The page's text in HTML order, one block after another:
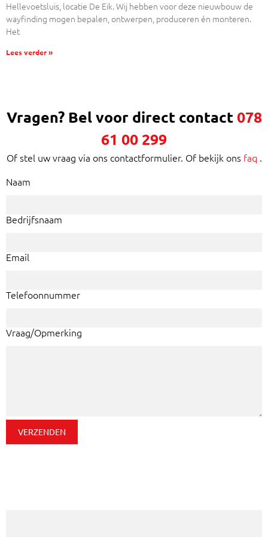
Hellevoetsluis, locatie De Eik. Wij hebben voor deze nieuwbouw de
wayfinding mogen bepalen, ontwerpen, produceren én monteren.
Het
Lees verder »
Vragen? Bel voor direct contact078
61 00 299
Of stel uw vraag via ons contactformulier. Of bekijk ons faq .
Naam
Bedrijfsnaam
Email
Telefoonnummer
Vraag/Opmerking